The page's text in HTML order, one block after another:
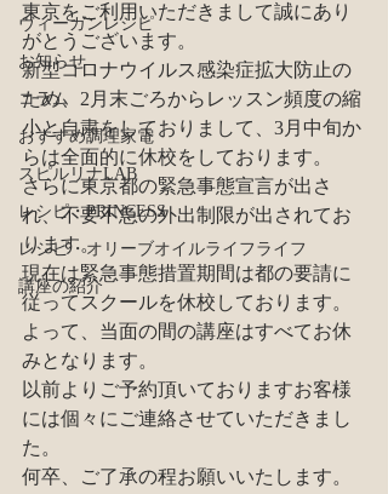
ヴィーガンレシピ
お知らせ
コラム
おすすめ調理家電
スピルリナLAB
レシピ・PRINCESS
レシピ・オリーブオイルライフライフ
講座の紹介
東京をご利用いただきまして誠にあり
がとうございます。
新型コロナウイルス感染症拡大防止の
ため、2月末ごろからレッスン頻度の縮
小と自粛をしておりまして、3月中旬か
らは全面的に休校をしております。
さらに東京都の緊急事態宣言が出さ
れ、不要不急の外出制限が出されてお
ります。
現在は緊急事態措置期間は都の要請に
従ってスクールを休校しております。
よって、当面の間の講座はすべてお休
みとなります。
以前よりご予約頂いておりますお客様
には個々にご連絡させていただきまし
た。
何卒、ご了承の程お願いいたします。